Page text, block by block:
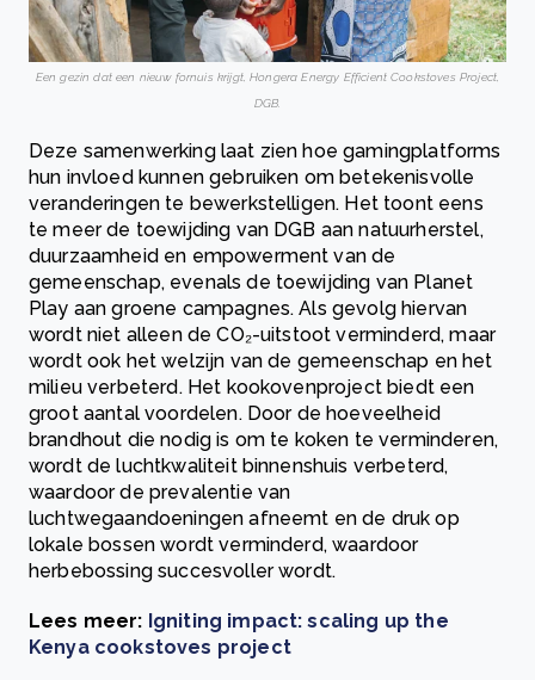
Een gezin dat een nieuw fornuis krijgt, Hongera Energy Efficient Cookstoves Project,
DGB.
Deze samenwerking laat zien hoe gamingplatforms
hun invloed kunnen gebruiken om betekenisvolle
veranderingen te bewerkstelligen. Het toont eens
te meer de toewijding van DGB aan natuurherstel,
duurzaamheid en empowerment van de
gemeenschap, evenals de toewijding van Planet
Play aan groene campagnes. Als gevolg hiervan
wordt niet alleen de CO₂-uitstoot verminderd, maar
wordt ook het welzijn van de gemeenschap en het
milieu verbeterd. Het kookovenproject biedt een
groot aantal voordelen. Door de hoeveelheid
brandhout die nodig is om te koken te verminderen,
wordt de luchtkwaliteit binnenshuis verbeterd,
waardoor de prevalentie van
luchtwegaandoeningen afneemt en de druk op
lokale bossen wordt verminderd, waardoor
herbebossing succesvoller wordt.
Lees meer: Igniting impact: scaling up the
Kenya cookstoves project